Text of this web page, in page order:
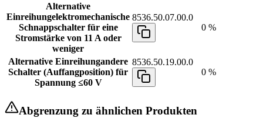
Alternative
Einreihungelektromechanische
Schnappschalter für eine
Stromstärke von 11 A oder
weniger
8536.50.07.00.0
0 %
Alternative Einreihungandere
Schalter (Auffangposition) für
Spannung ≤60 V
8536.50.19.00.0
0 %
Abgrenzung zu ähnlichen Produkten